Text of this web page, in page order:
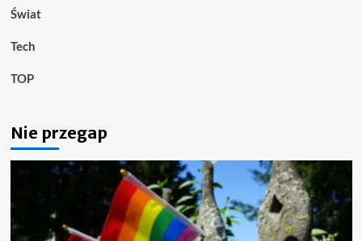
Świat
Tech
TOP
Nie przegap